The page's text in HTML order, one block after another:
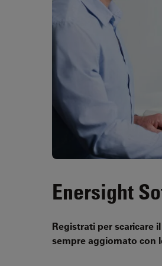
Enersight
Registrati per scaricare
sempre aggiornato con